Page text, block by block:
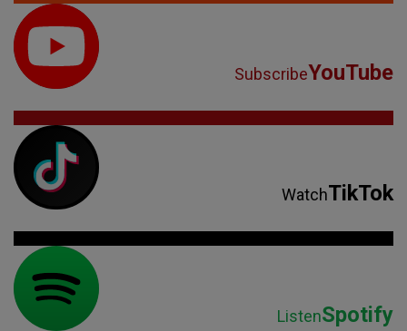
SubscribeYouTube
WatchTikTok
ListenSpotify